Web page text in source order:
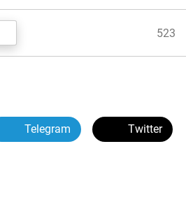
523
Telegram Twitter